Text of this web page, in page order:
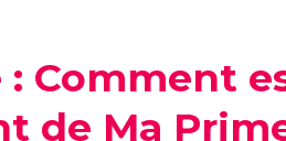
Comment
de Ma